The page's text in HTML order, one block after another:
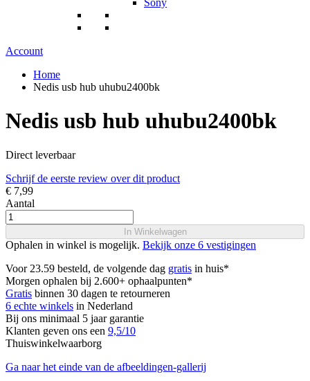
Sony
Account
Home
Nedis usb hub uhubu2400bk
Nedis usb hub uhubu2400bk
Direct leverbaar
Schrijf de eerste review over dit product
€ 7,99
Aantal
In Winkelwagen
Ophalen in winkel is mogelijk. Bekijk onze 6 vestigingen
Voor 23.59 besteld, de volgende dag gratis in huis*
Morgen ophalen bij 2.600+ ophaalpunten*
Gratis binnen 30 dagen te retourneren
6 echte winkels in Nederland
Bij ons minimaal 5 jaar garantie
Klanten geven ons een 9,5/10
Thuiswinkelwaarborg
Ga naar het einde van de afbeeldingen-gallerij